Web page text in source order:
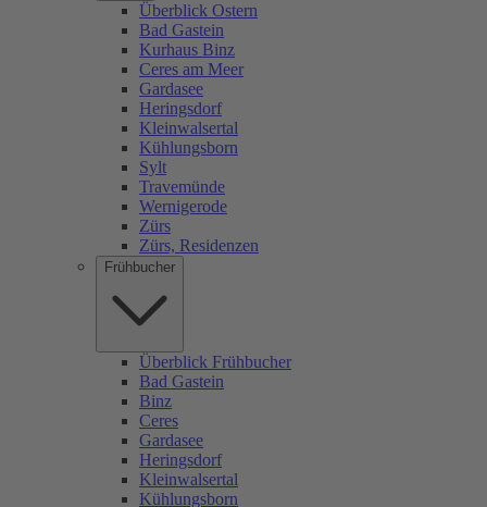
Überblick Ostern
Bad Gastein
Kurhaus Binz
Ceres am Meer
Gardasee
Heringsdorf
Kleinwalsertal
Kühlungsborn
Sylt
Travemünde
Wernigerode
Zürs
Zürs, Residenzen
Frühbucher
Überblick Frühbucher
Bad Gastein
Binz
Ceres
Gardasee
Heringsdorf
Kleinwalsertal
Kühlungsborn